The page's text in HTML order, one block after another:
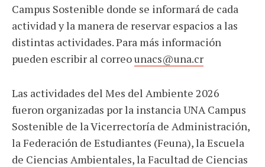
Campus Sostenible donde se informará de cada
actividad y la manera de reservar espacios a las
distintas actividades. Para más información
pueden escribir al correounacs@una.cr
Las actividades del Mes del Ambiente 2026
fueron organizadas por la instancia UNA Campus
Sostenible de la Vicerrectoría de Administración,
la Federación de Estudiantes (Feuna), la Escuela
de Ciencias Ambientales, la Facultad de Ciencias